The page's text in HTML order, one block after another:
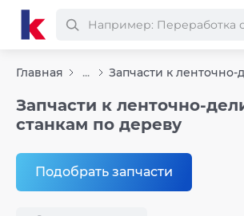
Главная ...
Запчасти к ленточно-
станкам по дереву
Подобрать запчасти